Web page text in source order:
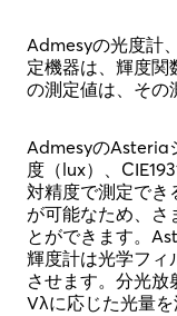
Admesyの光度計
定機器は、輝度関
の測定値は、その
AdmesyのAsteria
度（lux）、
対精度で測定でき
が可能なため、さ
とができます。
輝度計は光学フィ
させます。分光放
Vλに応じた光量を